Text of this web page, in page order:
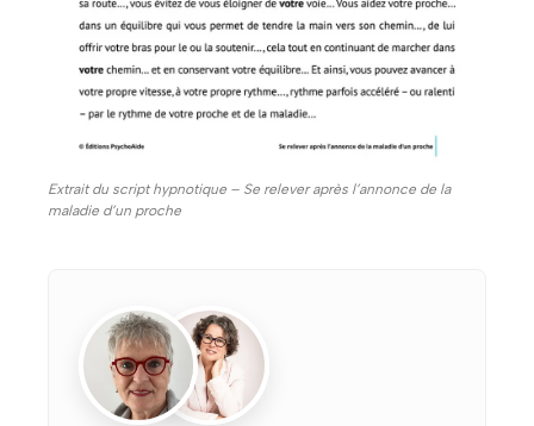
Extrait du script hypnotique – Se relever après l’annonce de la
maladie d’un proche